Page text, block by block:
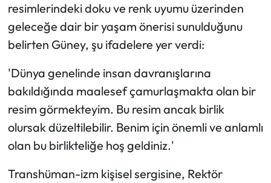
resimlerindeki doku ve renk uyumu üzerinden
geleceğe dair bir yaşam önerisi sunulduğunu
belirten Güney, şu ifadelere yer verdi:
'Dünya genelinde insan davranışlarına
bakıldığında maalesef çamurlaşmakta olan bir
resim görmekteyim. Bu resim ancak birlik
olursak düzeltilebilir. Benim için önemli ve anlamlı
olan bu birlikteliğe hoş geldiniz.'
Transhüman-izm kişisel sergisine, Rektör